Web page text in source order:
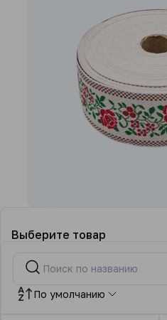
Выберите товар
По умолчанию